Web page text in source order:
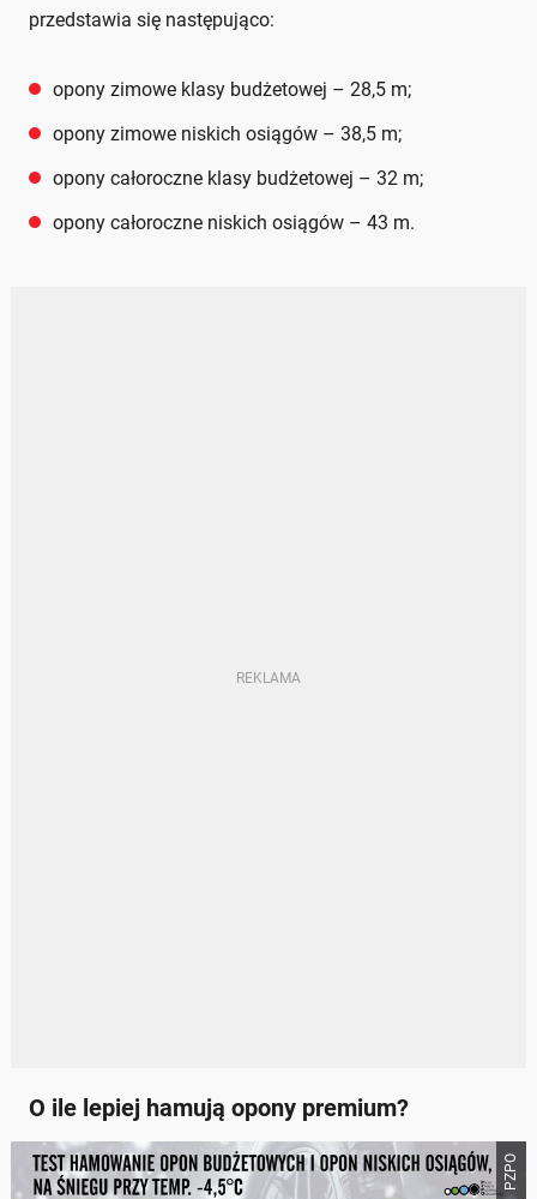
przedstawia się następująco:
opony zimowe klasy budżetowej – 28,5 m;
opony zimowe niskich osiągów – 38,5 m;
opony całoroczne klasy budżetowej – 32 m;
opony całoroczne niskich osiągów – 43 m.
O ile lepiej hamują opony premium?
PZPO